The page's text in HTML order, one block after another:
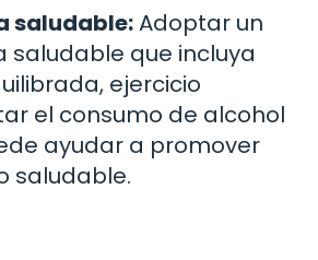
saludable:Adoptar un
saludable que incluya
ejercicio
el consumo de alcohol
ayudar a promover
saludable.